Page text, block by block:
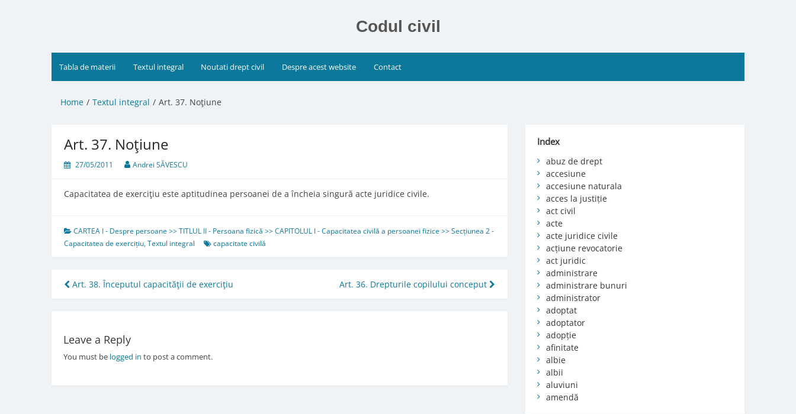
Codul civil
Tabla de materii Textul integral Noutati drept civil Despre acest website Contact
Home Textul integral Art. 37. Noţiune
Art. 37. Noţiune
27/05/2011 Andrei SĂVESCU
Capacitatea de exerciţiu este aptitudinea persoanei de a încheia singură acte juridice civile.
CARTEA I - Despre persoane >> TITLUL II - Persoana fizică >> CAPITOLUL I - Capacitatea civilă a persoanei fizice >> Secțiunea 2 -
Capacitatea de exercițiu,Textul integral capacitate civilă
Post
navigation
Art. 38. Începutul capacităţii de exerciţiu Art. 36. Drepturile copilului conceput
Leave a Reply
You must be logged in to post a comment.
Index
abuz de drept
accesiune
accesiune naturala
acces la justiție
act civil
acte
acte juridice civile
acțiune revocatorie
act juridic
administrare
administrare bunuri
administrator
adoptat
adoptator
adopție
afinitate
albie
albii
aluviuni
amendă